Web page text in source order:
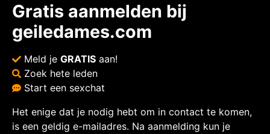
Gratis aanmelden bij
geiledames.com
Meld je GRATIS aan!
Zoek hete leden
Start een sexchat
Het enige dat je nodig hebt om in contact te komen,
is een geldig e-mailadres. Na aanmelding kun je